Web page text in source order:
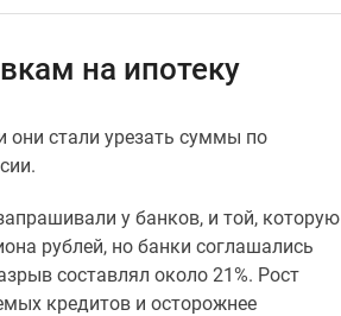
на ипотеку
они стали урезать суммы по
у банков, и той, которую
рублей, но банки соглашались
составлял около 21%. Рост
кредитов и осторожнее